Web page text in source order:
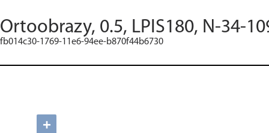
Ortoobrazy, 0.5, LPIS180, N-34-
fb014c30-1769-11e6-94ee-b870f44b6730
+